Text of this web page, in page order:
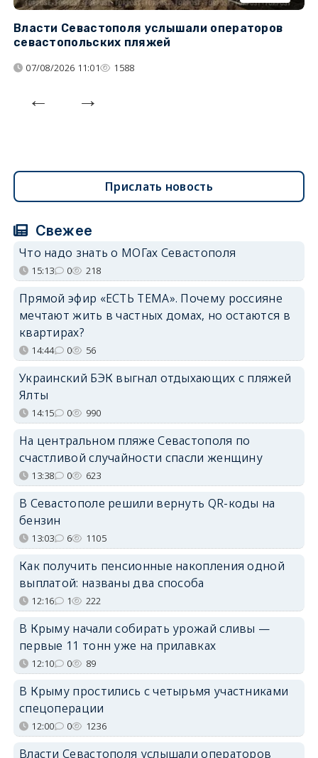
Власти Севастополя услышали операторов
севастопольских пляжей
07/08/2026 11:01 1588
Прислать новость
Свежее
Что надо знать о МОГах Севастополя
15:13 0 218
Прямой эфир «ЕСТЬ ТЕМА». Почему россияне
мечтают жить в частных домах, но остаются в
квартирах?
14:44 0 56
Украинский БЭК выгнал отдыхающих с пляжей
Ялты
14:15 0 990
На центральном пляже Севастополя по
счастливой случайности спасли женщину
13:38 0 623
В Севастополе решили вернуть QR-коды на
бензин
13:03 6 1105
Как получить пенсионные накопления одной
выплатой: названы два способа
12:16 1 222
В Крыму начали собирать урожай сливы —
первые 11 тонн уже на прилавках
12:10 0 89
В Крыму простились с четырьмя участниками
спецоперации
12:00 0 1236
Власти Севастополя услышали операторов